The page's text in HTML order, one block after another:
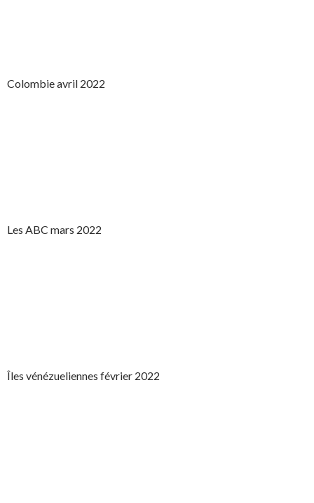
Colombie avril 2022
Les ABC mars 2022
Îles vénézueliennes février 2022